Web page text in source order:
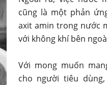
cũng là một phản
axit amin trong nước
với không khí bên
Với mong muốn
cho người tiêu